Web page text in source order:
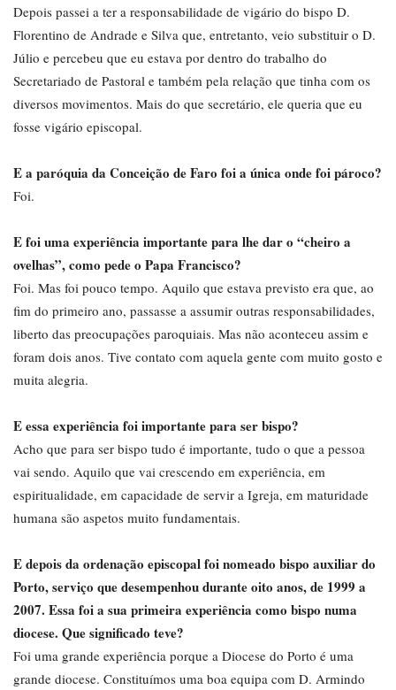
Depois passei a ter a responsabilidade de vigário do bispo D.
Florentino de Andrade e Silva que, entretanto, veio substituir o D.
Júlio e percebeu que eu estava por dentro do trabalho do
Secretariado de Pastoral e também pela relação que tinha com os
diversos movimentos. Mais do que secretário, ele queria que eu
fosse vigário episcopal.
E a paróquia da Conceição de Faro foi a única onde foi pároco?
Foi.
E foi uma experiência importante para lhe dar o “cheiro a
ovelhas”, como pede o Papa Francisco?
Foi. Mas foi pouco tempo. Aquilo que estava previsto era que, ao
fim do primeiro ano, passasse a assumir outras responsabilidades,
liberto das preocupações paroquiais. Mas não aconteceu assim e
foram dois anos. Tive contato com aquela gente com muito gosto e
muita alegria.
E essa experiência foi importante para ser bispo?
Acho que para ser bispo tudo é importante, tudo o que a pessoa
vai sendo. Aquilo que vai crescendo em experiência, em
espiritualidade, em capacidade de servir a Igreja, em maturidade
humana são aspetos muito fundamentais.
E depois da ordenação episcopal foi nomeado bispo auxiliar do
Porto, serviço que desempenhou durante oito anos, de 1999 a
2007. Essa foi a sua primeira experiência como bispo numa
diocese. Que significado teve?
Foi uma grande experiência porque a Diocese do Porto é uma
grande diocese. Constituímos uma boa equipa com D. Armindo